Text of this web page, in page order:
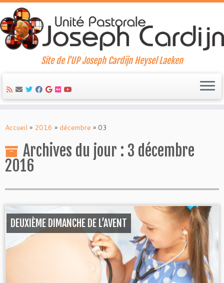
to
Site de l'UP Joseph Cardijn Heysel Laeken
Accueil » 2016 » décembre » 03
Archives du jour : 3 décembre
2016
DEUXIÈME DIMANCHE DE L’AVENT